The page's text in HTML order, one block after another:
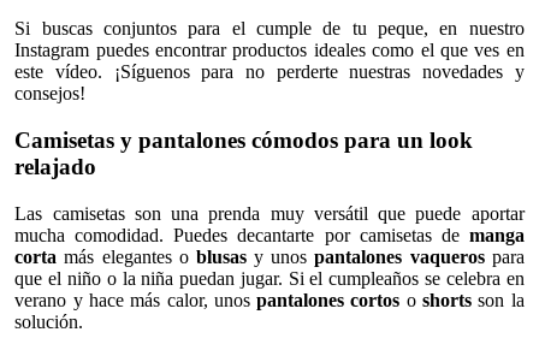
Si buscas conjuntos para el cumple de tu peque, en nuestro
Instagram puedes encontrar productos ideales como el que ves en
este vídeo. ¡Síguenos para no perderte nuestras novedades y
consejos!
Camisetas y pantalones cómodos para un look
relajado
Las camisetas son una prenda muy versátil que puede aportar
mucha comodidad. Puedes decantarte por camisetas de manga
corta más elegantes o blusasy unospantalones vaquerospara
que el niño o la niña puedan jugar. Si el cumpleaños se celebra en
verano y hace más calor, unospantalones cortos oshorts son la
solución.